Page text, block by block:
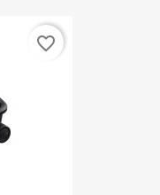
favorite_border